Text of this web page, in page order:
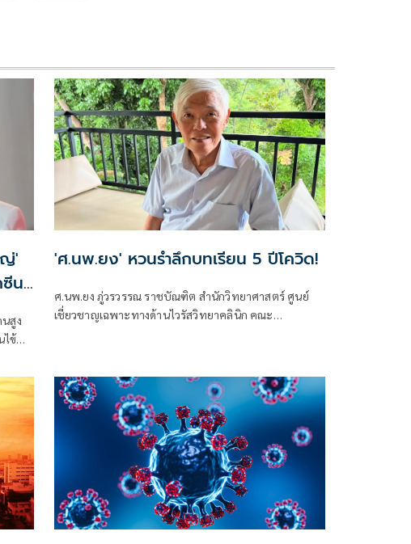
ญ่'
ซีนปี
สูง
ไข้
'ศ.นพ.ยง' หวนรำลึกบทเรียน 5 ปีโควิด!
ศ.นพ.ยง ภู่วรวรรณ ราชบัณฑิต สำนักวิทยาศาสตร์ ศูนย์
เชี่ยวชาญเฉพาะทางด้านไวรัสวิทยาคลินิก คณะ